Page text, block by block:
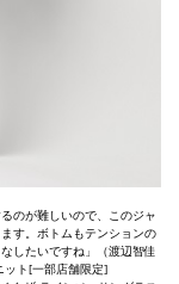
のが難しいので、このジャ
す。ボトムもテンションの
したいですね」（渡辺智佳
ト[一部店舗限定]